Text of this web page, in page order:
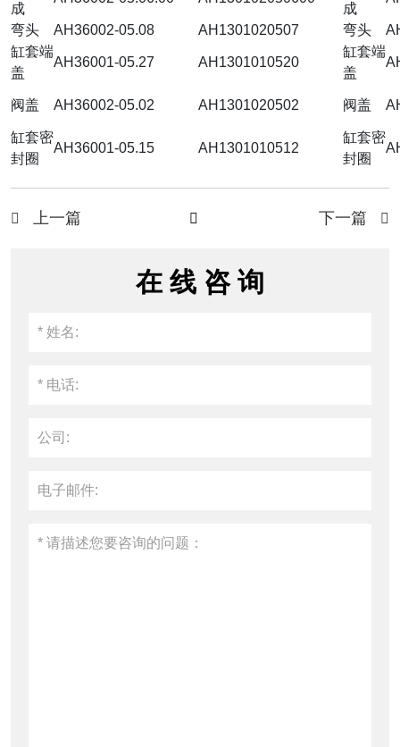
成
成
弯头 AH36002-05.08 AH1301020507 弯头
缸套端
盖
AH36001-05.27 AH1301010520
缸套端
盖
阀盖 AH36002-05.02 AH1301020502 阀盖
缸套密
封圈
AH36001-05.15 AH1301010512
缸套密
封圈
 上一篇  下一篇 
在 线 咨 询